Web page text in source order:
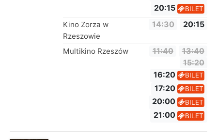
20:15 BILET
Kino Zorza w
Rzeszowie
14:30 20:15
Multikino Rzeszów 11:40
13:40
15:20
16:20
BILET
17:20 BILET
20:00 BILET
21:00 BILET